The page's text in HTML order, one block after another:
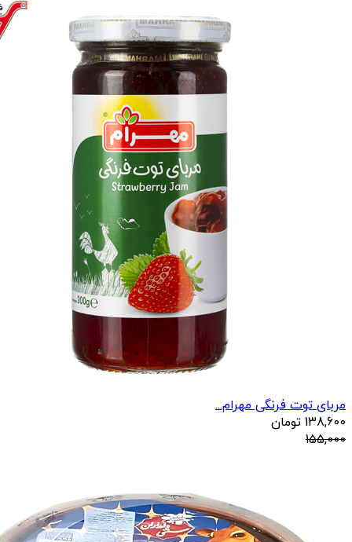
مربای توت فرنگی مهرام...
138,600 تومان
155,000